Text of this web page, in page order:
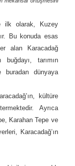
ilk olarak, Kuzey
Bu konuda esas
alan Karacadağ
tarımın
buradan dünyaya
kültüre
Ayrıca
Karahan Tepe ve
Karacadağ’ın